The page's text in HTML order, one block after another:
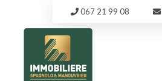
067 21 99 08